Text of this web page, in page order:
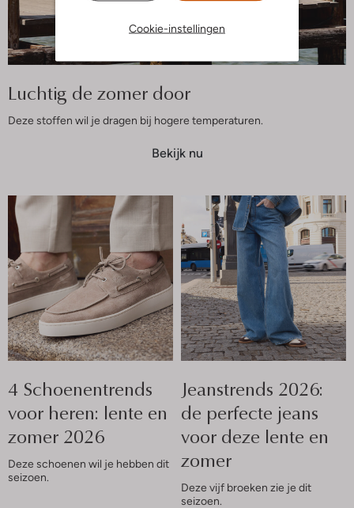
Cookie-instellingen
Luchtig de zomer door
Deze stoffen wil je dragen bij hogere temperaturen.
Bekijk nu
4 Schoenentrends
voor heren: lente en
zomer 2026
Deze schoenen wil je hebben dit
seizoen.
Jeanstrends 2026:
de perfecte jeans
voor deze lente en
zomer
Deze vijf broeken zie je dit
seizoen.